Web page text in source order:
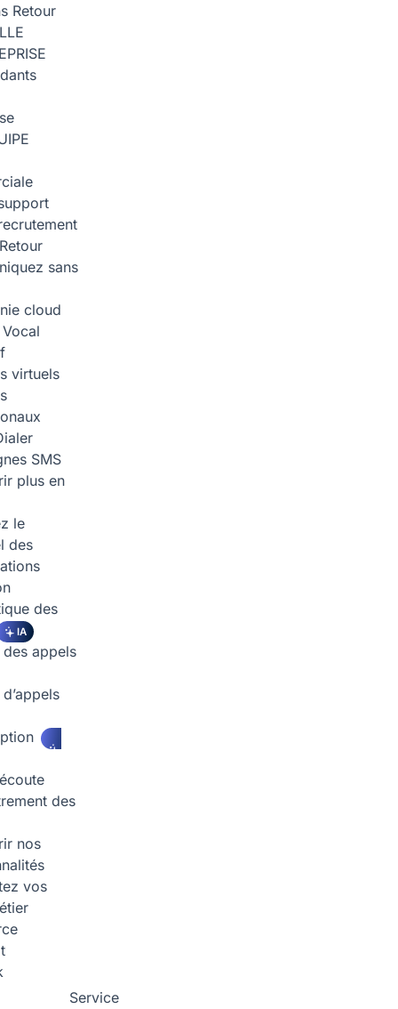
Retour
Retour
sans
cloud
virtuels
SMS
plus en
le
des
des
IA
appels
des
nos
vos
Service